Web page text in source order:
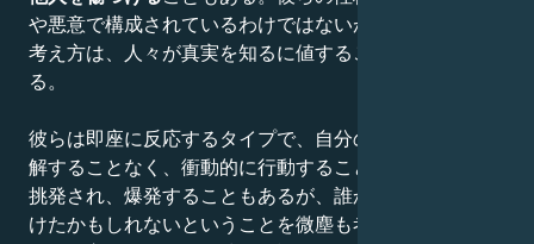
や悪意で構成されているわけではないが、彼らの正義の
考え方は、人々が真実を知るに値することを意味してい
る。
彼らは即座に反応するタイプで、自分の行動の結果を理
解することなく、衝動的に行動することが多い。数秒で
挑発され、爆発することもあるが、誰かを感情的に傷つ
けたかもしれないということを微塵も考えず、すぐにす